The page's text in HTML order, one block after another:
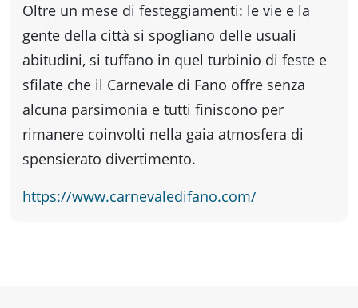
Percorsi
storici
Enogastronomia
Informazioni
Oltre un mese di festeggiamenti: le vie e la
gente della città si spogliano delle usuali
abitudini, si tuffano in quel turbinio di feste e
sfilate che il Carnevale di Fano offre senza
alcuna parsimonia e tutti finiscono per
rimanere coinvolti nella gaia atmosfera di
spensierato divertimento.
https://www.carnevaledifano.com/